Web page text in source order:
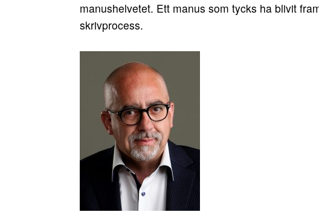
manushelvetet. Ett manus som tycks ha blivit
skrivprocess.